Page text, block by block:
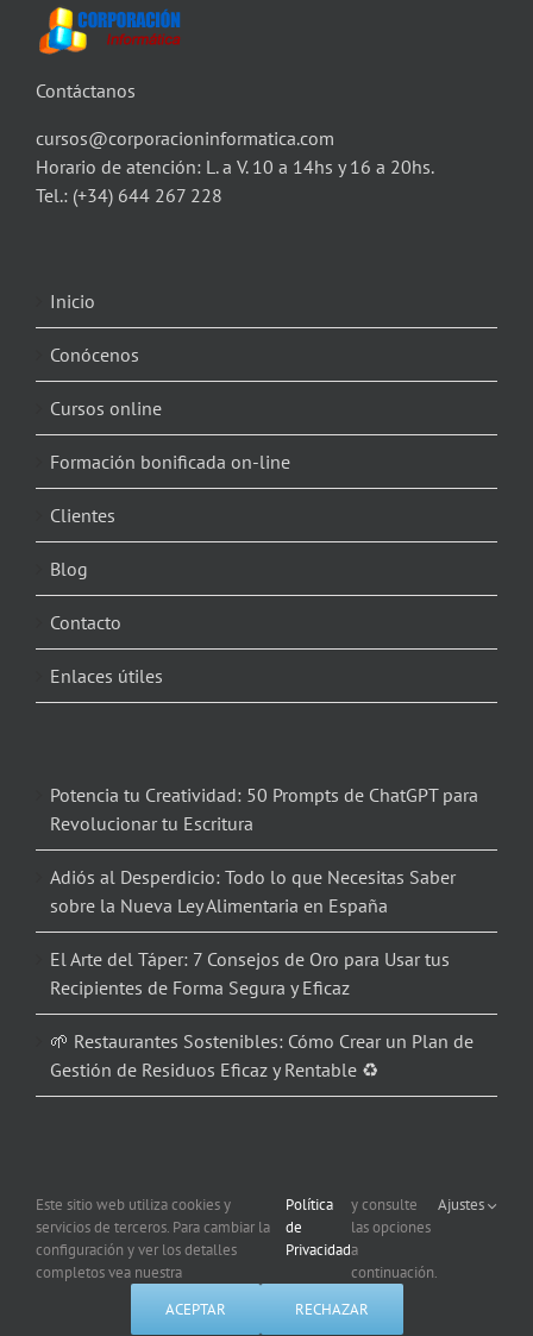
Contáctanos
cursos@corporacioninformatica.com
Horario de atención: L. a V. 10 a 14hs y 16 a 20hs.
Tel.: (+34) 644 267 228
Inicio
Conócenos
Cursos online
Formación bonificada on-line
Clientes
Blog
Contacto
Enlaces útiles
Potencia tu Creatividad: 50 Prompts de ChatGPT para
Revolucionar tu Escritura
Adiós al Desperdicio: Todo lo que Necesitas Saber
sobre la Nueva Ley Alimentaria en España
El Arte del Táper: 7 Consejos de Oro para Usar tus
Recipientes de Forma Segura y Eficaz
🌱 Restaurantes Sostenibles: Cómo Crear un Plan de
Gestión de Residuos Eficaz y Rentable ♻️
Copyright 2012 – 2026 Corporación Informática | Todos los derechos
reservados |Política de Privacidad | Uso de Cookies
Este sitio web utiliza cookies y
servicios de terceros. Para cambiar la
configuración y ver los detalles
completos vea nuestra
Política
de
Privacidad
y consulte
las opciones
a
continuación.
Ajustes
ACEPTAR RECHAZAR